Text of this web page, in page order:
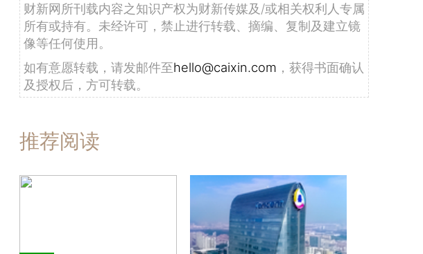
财新网所刊载内容之知识产权为财新传媒及/或相关权利人专属
所有或持有。未经许可，禁止进行转载、摘编、复制及建立镜
像等任何使用。
如有意愿转载，请发邮件至hello@caixin.com ，获得书面确认
及授权后，方可转载。
推荐阅读